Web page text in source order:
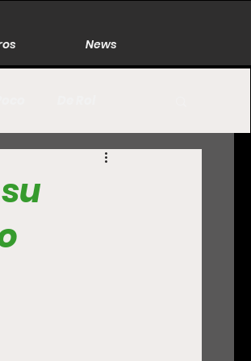
News
Naturaleza
Zacatecas